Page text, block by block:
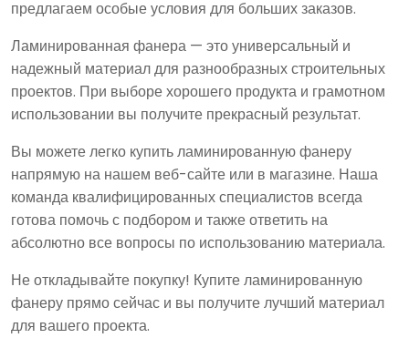
предлагаем особые условия для больших заказов.
Ламинированная фанера — это универсальный и
надежный материал для разнообразных строительных
проектов. При выборе хорошего продукта и грамотном
использовании вы получите прекрасный результат.
Вы можете легко купить ламинированную фанеру
напрямую на нашем веб-сайте или в магазине. Наша
команда квалифицированных специалистов всегда
готова помочь с подбором и также ответить на
абсолютно все вопросы по использованию материала.
Не откладывайте покупку! Купите ламинированную
фанеру прямо сейчас и вы получите лучший материал
для вашего проекта.